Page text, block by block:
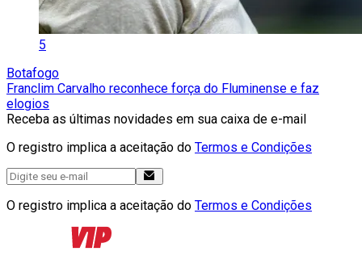
5
Botafogo
Franclim Carvalho reconhece força do Fluminense e faz
elogios
Receba as últimas novidades em sua caixa de e-mail
O registro implica a aceitação do Termos e Condições
O registro implica a aceitação do Termos e Condições